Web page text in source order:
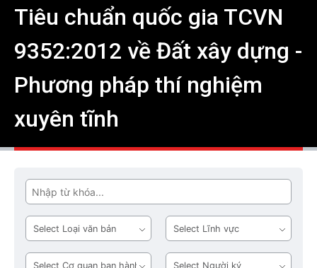
Tiêu chuẩn quốc gia TCVN
9352:2012 về Đất xây dựng -
Phương pháp thí nghiệm
xuyên tĩnh
Tìm
Loại
văn
bản
Lĩnh
vực
Cơ
Người